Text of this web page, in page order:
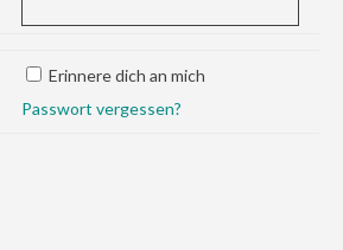
Erinnere dich an mich
Passwort vergessen?